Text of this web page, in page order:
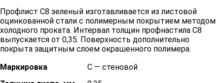
Профлист С8 зеленый изготавливается из листовой
оцинкованной стали с полимерным покрытием методом
холодного проката. Интервал толщин профнастила С8
выпускается от 0,35. Поверхность дополнительно
покрыта защитным слоем окрашенного полимера.
Маркировка
С — стеновой